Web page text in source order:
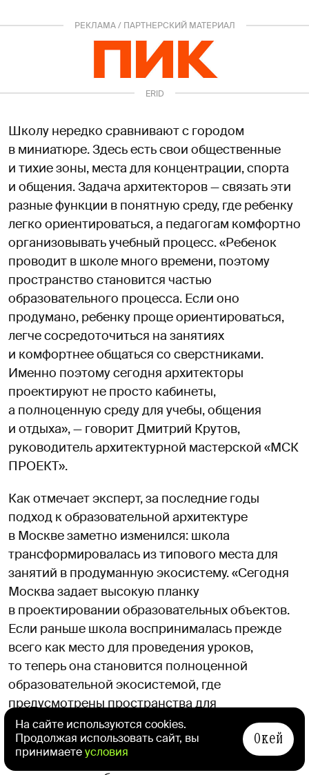
РЕКЛАМА / ПАРТНЕРСКИЙ МАТЕРИАЛ
ERID
Школу нередко сравнивают с городом
в миниатюре. Здесь есть свои общественные
и тихие зоны, места для концентрации, спорта
и общения. Задача архитекторов — связать эти
разные функции в понятную среду, где ребенку
легко ориентироваться, а педагогам комфортно
организовывать учебный процесс. «Ребенок
проводит в школе много времени, поэтому
пространство становится частью
образовательного процесса. Если оно
продумано, ребенку проще ориентироваться,
легче сосредоточиться на занятиях
и комфортнее общаться со сверстниками.
Именно поэтому сегодня архитекторы
проектируют не просто кабинеты,
а полноценную среду для учебы, общения
и отдыха», — говорит Дмитрий Крутов,
руководитель архитектурной мастерской «МСК
ПРОЕКТ».
Как отмечает эксперт, за последние годы
подход к образовательной архитектуре
в Москве заметно изменился: школа
трансформировалась из типового места для
занятий в продуманную экосистему. «Сегодня
Москва задает высокую планку
в проектировании образовательных объектов.
Если раньше школа воспринималась прежде
всего как место для проведения уроков,
то теперь она становится полноценной
образовательной экосистемой, где
предусмотрены пространства для
исследований, проектной работы, общения,
спорта и отдыха. Такой подход позволяет
создавать среду, которая отвечает
На сайте используются cookies.
Продолжая использовать сайт, вы
принимаетеусловия
Окей